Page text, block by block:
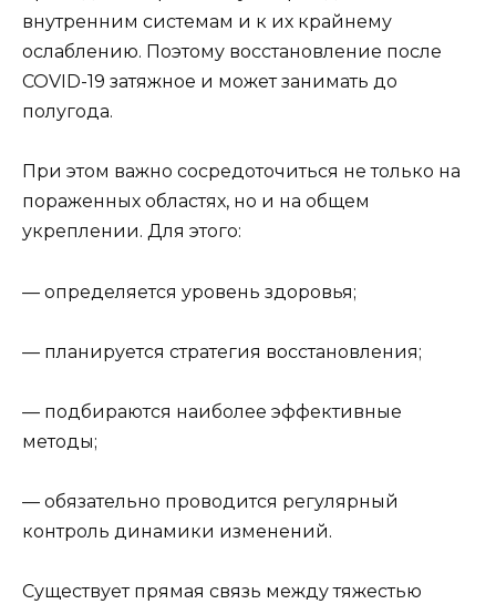
внутренним системам и к их крайнему
ослаблению. Поэтому восстановление после
COVID-19 затяжное и может занимать до
полугода.
При этом важно сосредоточиться не только на
пораженных областях, но и на общем
укреплении. Для этого:
— определяется уровень здоровья;
— планируется стратегия восстановления;
— подбираются наиболее эффективные
методы;
— обязательно проводится регулярный
контроль динамики изменений.
Существует прямая связь между тяжестью